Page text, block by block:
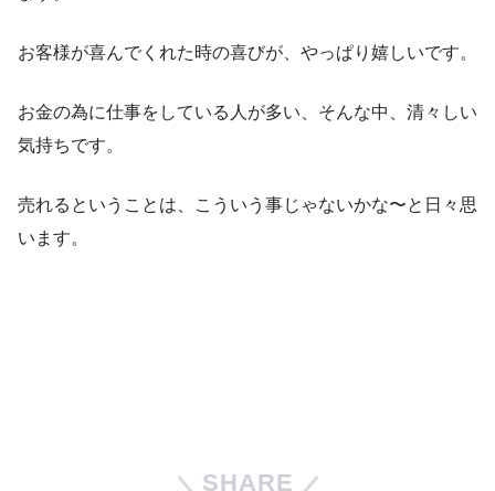
お客様が喜んでくれた時の喜びが、やっぱり嬉しいです。
お金の為に仕事をしている人が多い、そんな中、清々しい
気持ちです。
売れるということは、こういう事じゃないかな〜と日々思
います。
SHARE